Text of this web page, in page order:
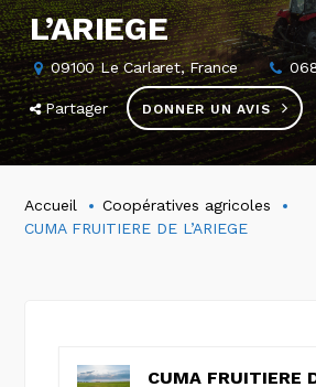
L’ARIEGE
09100 Le Carlaret, France
Partager DONNER UN AVIS
Accueil
Coopératives agricoles
CUMA FRUITIERE DE L’ARIEGE
CUMA FRUITIERE